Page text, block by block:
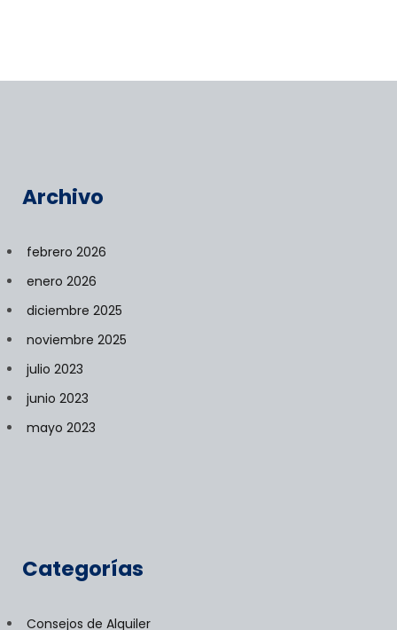
Archivo
febrero 2026
enero 2026
diciembre 2025
noviembre 2025
julio 2023
junio 2023
mayo 2023
Categorías
Consejos de Alquiler